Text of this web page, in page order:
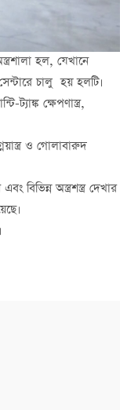
হল, যেখানে
চালু হয় হলটি।
ক্ষেপণাস্ত্র,
ও গোলাবারুদ
বিভিন্ন অস্ত্রশস্ত্র দেখার